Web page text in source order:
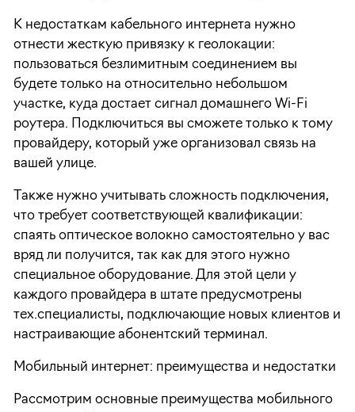
К недостаткам кабельного интернета нужно
отнести жесткую привязку к геолокации:
пользоваться безлимитным соединением вы
будете только на относительно небольшом
участке, куда достает сигнал домашнего Wi-Fi
роутера. Подключиться вы сможете только к тому
провайдеру, который уже организовал связь на
вашей улице.
Также нужно учитывать сложность подключения,
что требует соответствующей квалификации:
спаять оптическое волокно самостоятельно у вас
вряд ли получится, так как для этого нужно
специальное оборудование. Для этой цели у
каждого провайдера в штате предусмотрены
тех.специалисты, подключающие новых клиентов и
настраивающие абонентский терминал.
Мобильный интернет: преимущества и недостатки
Рассмотрим основные преимущества мобильного